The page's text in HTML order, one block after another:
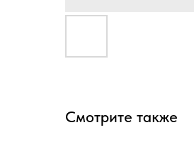
Смотрите также